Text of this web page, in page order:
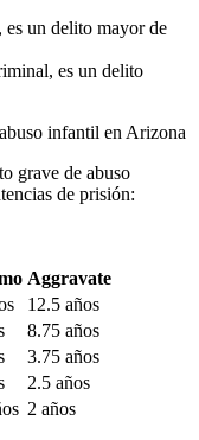
es un delito mayor de
es un delito
infantil en Arizona
grave de abuso
de prisión:
Aggravate
12.5 años
8.75 años
3.75 años
2.5 años
2 años